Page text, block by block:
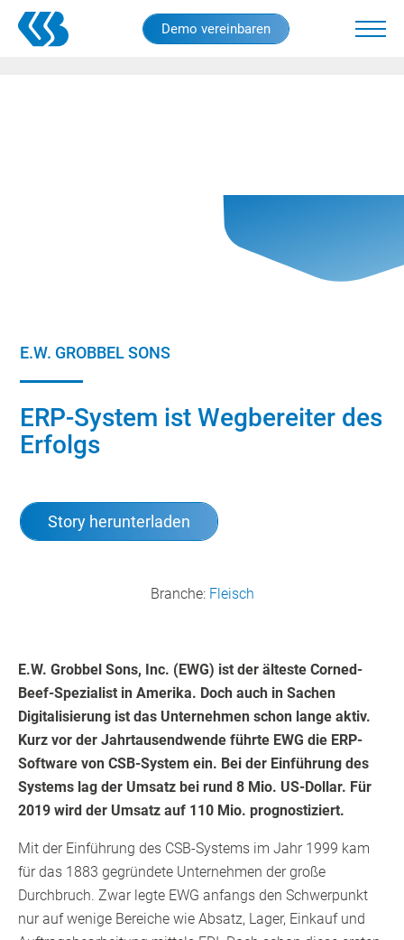
Skip
Demo vereinbaren
E.W. GROBBEL SONS
ERP-System ist Wegbereiter des
Erfolgs
Story herunterladen
Branche: Fleisch
E.W. Grobbel Sons, Inc. (EWG) ist der älteste Corned-
Beef-Spezialist in Amerika. Doch auch in Sachen
Digitalisierung ist das Unternehmen schon lange aktiv.
Kurz vor der Jahrtausendwende führte EWG die ERP-
Software von CSB-System ein. Bei der Einführung des
Systems lag der Umsatz bei rund 8 Mio. US-Dollar. Für
2019 wird der Umsatz auf 110 Mio. prognostiziert.
Mit der Einführung des CSB-Systems im Jahr 1999 kam
für das 1883 gegründete Unternehmen der große
Durchbruch. Zwar legte EWG anfangs den Schwerpunkt
nur auf wenige Bereiche wie Absatz, Lager, Einkauf und